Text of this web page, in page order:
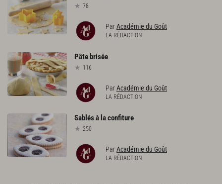
78
ParAcadémie du Goût
LA RÉDACTION
Pâte brisée
116
ParAcadémie du Goût
LA RÉDACTION
Sablésà laconfiture
250
ParAcadémie du Goût
LA RÉDACTION